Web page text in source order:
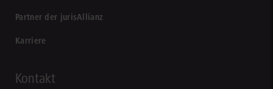
Partner der jurisAllianz
Karriere
Kontakt